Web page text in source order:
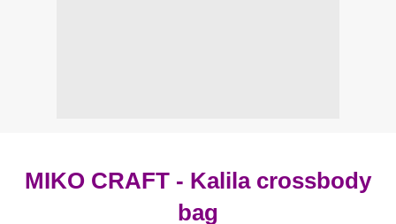
MIKO CRAFT - Kalila crossbody
bag